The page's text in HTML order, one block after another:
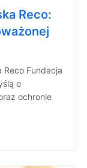
Reco:
Reco Fundacja
o
ochronie